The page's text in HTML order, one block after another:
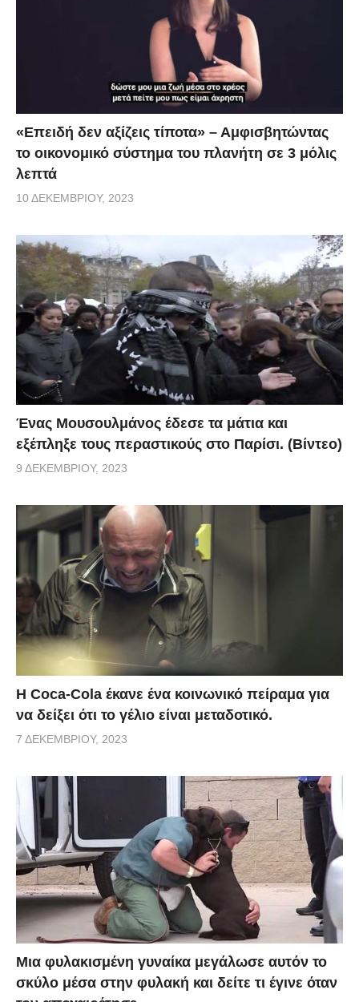
«Επειδή δεν αξίζεις τίποτα» – Αμφισβητώντας
το οικονομικό σύστημα του πλανήτη σε 3 μόλις
λεπτά
10 ΔΕΚΕΜΒΡΊΟΥ, 2023
Ένας Μουσουλμάνος έδεσε τα μάτια και
εξέπληξε τους περαστικούς στο Παρίσι. (Βίντεο)
9 ΔΕΚΕΜΒΡΊΟΥ, 2023
Η Coca-Cola έκανε ένα κοινωνικό πείραμα για
να δείξει ότι το γέλιο είναι μεταδοτικό.
7 ΔΕΚΕΜΒΡΊΟΥ, 2023
Μια φυλακισμένη γυναίκα μεγάλωσε αυτόν το
σκύλο μέσα στην φυλακή και δείτε τι έγινε όταν